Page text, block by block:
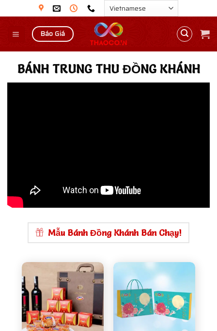
to
content
Báo Giá
BÁNH TRUNG THU ĐỒNG KHÁNH
Mẫu Bánh Đồng Khánh Bán Chạy!